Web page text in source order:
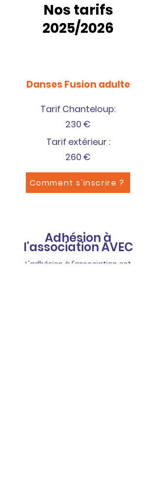
Nos tarifs
2025/2026
Danses Fusion adulte
Tarif Chanteloup:
230 €
Tarif extérieur :
260 €
Comment s'inscrire ?
Adhésion à
l'association AVEC
L'adhésion à l'association est